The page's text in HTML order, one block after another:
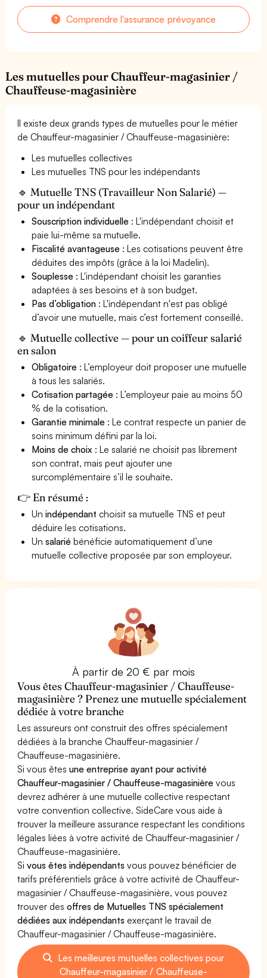
Comprendre l'assurance prévoyance
Les mutuelles pour Chauffeur-magasinier /
Chauffeuse-magasinière
Il existe deux grands types de mutuelles pour le métier
de Chauffeur-magasinier / Chauffeuse-magasinière:
Les mutuelles collectives
Les mutuelles TNS pour les indépendants
🔹 Mutuelle TNS (Travailleur Non Salarié) —
pour un indépendant
Souscription individuelle : L'indépendant choisit et
paie lui-même sa mutuelle.
Fiscalité avantageuse : Les cotisations peuvent être
déduites des impôts (grâce à la loi Madelin).
Souplesse : L'indépendant choisit les garanties
adaptées à ses besoins et à son budget.
Pas d’obligation : L'indépendant n'est pas obligé
d’avoir une mutuelle, mais c’est fortement conseillé.
🔹 Mutuelle collective — pour un coiffeur salarié
en salon
Obligatoire : L’employeur doit proposer une mutuelle
à tous les salariés.
Cotisation partagée : L’employeur paie au moins 50
% de la cotisation.
Garantie minimale : Le contrat respecte un panier de
soins minimum défini par la loi.
Moins de choix : Le salarié ne choisit pas librement
son contrat, mais peut ajouter une
surcomplémentaire s’il le souhaite.
👉 En résumé :
Unindépendant choisit sa mutuelle TNS et peut
déduire les cotisations.
Unsalarié bénéficie automatiquement d’une
mutuelle collective proposée par son employeur.
À partir de 20 € par mois
Vous êtes Chauffeur-magasinier / Chauffeuse-
magasinière ? Prenez une mutuelle spécialement
dédiée à votre branche
Les assureurs ont construit des offres spécialement
dédiées à la branche Chauffeur-magasinier /
Chauffeuse-magasinière.
Si vous êtesune entreprise ayant pour activité
Chauffeur-magasinier / Chauffeuse-magasinière vous
devrez adhérer à une mutuelle collective respectant
votre convention collective. SideCare vous aide à
trouver la meilleure assurance respectant les conditions
légales liées à votre activité de Chauffeur-magasinier /
Chauffeuse-magasinière.
Sivous êtes indépendants vous pouvez bénéficier de
tarifs préférentiels grâce à votre activité de Chauffeur-
magasinier / Chauffeuse-magasinière, vous pouvez
trouver desoffres de Mutuelles TNS spécialement
dédiées aux indépendants exerçant le travail de
Chauffeur-magasinier / Chauffeuse-magasinière.
Les meilleures mutuelles collectives pour
Chauffeur-magasinier / Chauffeuse-